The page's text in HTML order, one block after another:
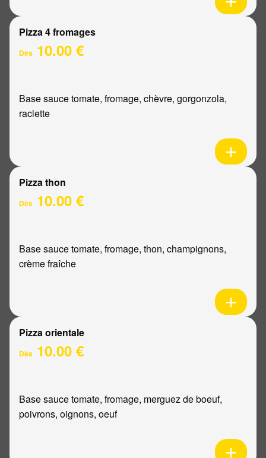
Pizza 4 fromages
Dès 10.00 €
Base sauce tomate, fromage, chèvre, gorgonzola,
raclette
Pizza thon
Dès 10.00 €
Base sauce tomate, fromage, thon, champignons,
crème fraîche
Pizza orientale
Dès 10.00 €
Base sauce tomate, fromage, merguez de boeuf,
poivrons, oignons, oeuf